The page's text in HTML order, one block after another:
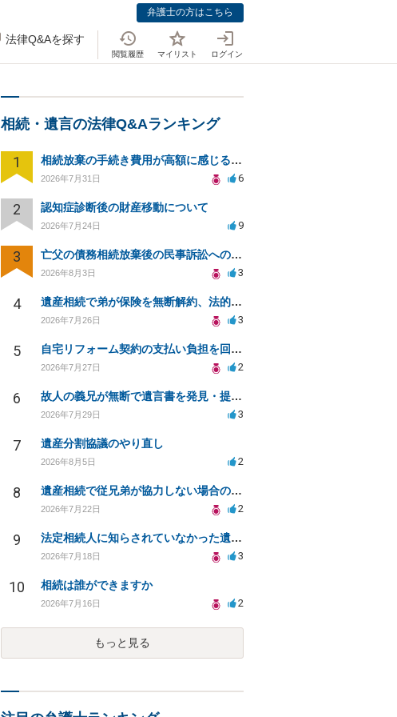
弁護士の方はこちら
法律Q&Aを探す
閲覧履歴 マイリスト ログイン
相続・遺言の法律Q&Aランキング
1 相続放棄の手続き費用が高額に感じるが妥当か知りたい
2026年7月31日 6
2 認知症診断後の財産移動について
2026年7月24日 9
3 亡父の債務相続放棄後の民事訴訟への法的対応についての相談
2026年8月3日 3
4 遺産相続で弟が保険を無断解約、法的問題は？
2026年7月26日 3
5 自宅リフォーム契約の支払い負担を回避する方法は？
2026年7月27日 2
6 故人の義兄が無断で遺言書を発見・提出、法的対処法は？
2026年7月29日 3
7 遺産分割協議のやり直し
2026年8月5日 2
8 遺産相続で従兄弟が協力しない場合の対処法は？
2026年7月22日 2
9 法定相続人に知らされていなかった遺言と遺産分割
2026年7月18日 3
10 相続は誰ができますか
2026年7月16日 2
もっと見る